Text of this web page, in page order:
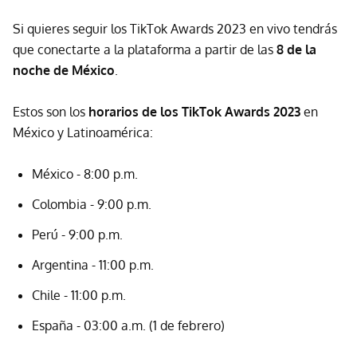
Si quieres seguir los TikTok Awards 2023 en vivo tendrás
que conectarte a la plataforma a partir de las 8 de la
noche de México
Estos son los horarios de los TikTok Awards 2023 en
México y Latinoamérica:
México - 8:00 p.m.
Colombia - 9:00 p.m.
Perú - 9:00 p.m.
Argentina - 11:00 p.m.
Chile - 11:00 p.m.
España - 03:00 a.m. (1 de febrero)